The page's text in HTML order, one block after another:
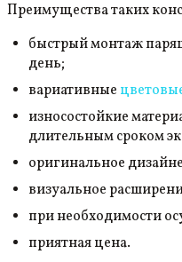
Преимущества таких
быстрый монтаж
день;
вариативные
износостойкие
длительным сроком
оригинальное
визуальное
при необходимости
приятная цена.